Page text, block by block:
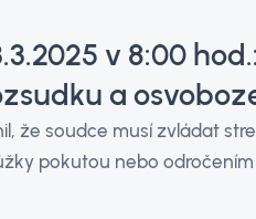
v 8:00
a
že soudce musí zvládat
pokutou nebo